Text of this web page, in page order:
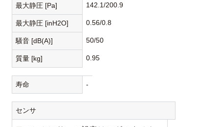
最大静圧 [Pa] 142.1/200.9
最大静圧 [inH2O] 0.56/0.8
騒音 [dB(A)] 50/50
質量 [kg] 0.95
寿命 -
センサ